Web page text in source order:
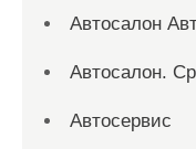
Автосалон
Автосалон.
Автосервис